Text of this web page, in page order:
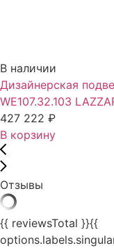
В наличии
Дизайнерская
WE107.32.103
427 222 ₽
В корзину
Отзывы
{{ reviewsTotal }}{{